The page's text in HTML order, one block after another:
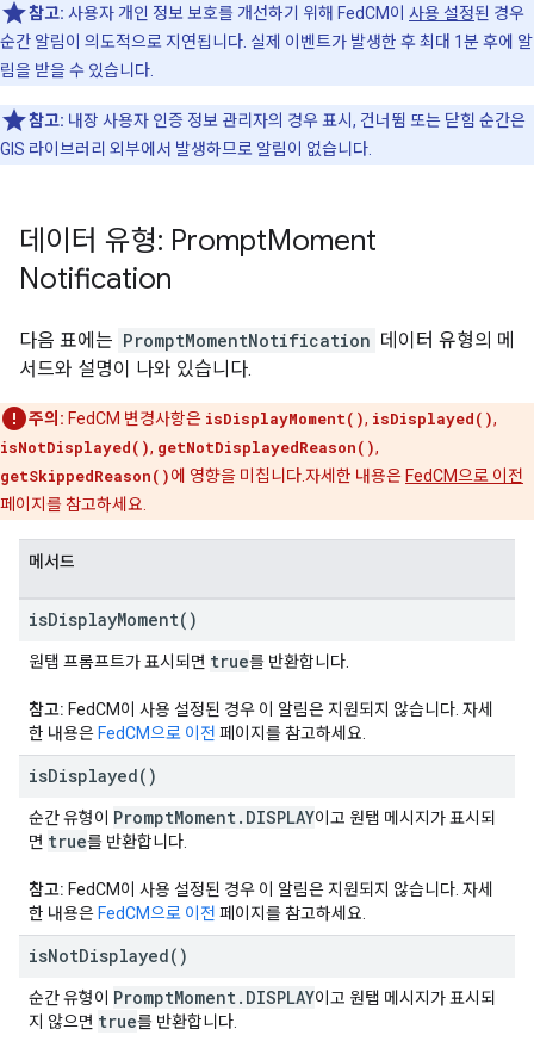
참고: 사용자 개인 정보 보호를 개선하기 위해 FedCM이 사용 설정된 경우
순간 알림이 의도적으로 지연됩니다. 실제 이벤트가 발생한 후 최대 1분 후에 알
림을 받을 수 있습니다.
참고: 내장 사용자 인증 정보 관리자의 경우 표시, 건너뜀 또는 닫힘 순간은
GIS 라이브러리 외부에서 발생하므로 알림이 없습니다.
데이터 유형: PromptMoment
Notification
다음 표에는 PromptMomentNotification 데이터 유형의 메
서드와 설명이 나와 있습니다.
주의: FedCM 변경사항은 isDisplayMoment(), isDisplayed(),
isNotDisplayed(), getNotDisplayedReason(),
getSkippedReason()에 영향을 미칩니다.자세한 내용은 FedCM으로 이전
페이지를 참고하세요.
메서드
isDisplayMoment( )
원탭 프롬프트가 표시되면 true를 반환합니다.
참고: FedCM이 사용 설정된 경우 이 알림은 지원되지 않습니다. 자세
한 내용은 FedCM으로 이전 페이지를 참고하세요.
isDisplayed( )
순간 유형이 PromptMoment. DISPLAY이고 원탭 메시지가 표시되
면 true를 반환합니다.
참고: FedCM이 사용 설정된 경우 이 알림은 지원되지 않습니다. 자세
한 내용은 FedCM으로 이전 페이지를 참고하세요.
isNotDisplayed( )
순간 유형이 PromptMoment. DISPLAY이고 원탭 메시지가 표시되
지 않으면 true를 반환합니다.